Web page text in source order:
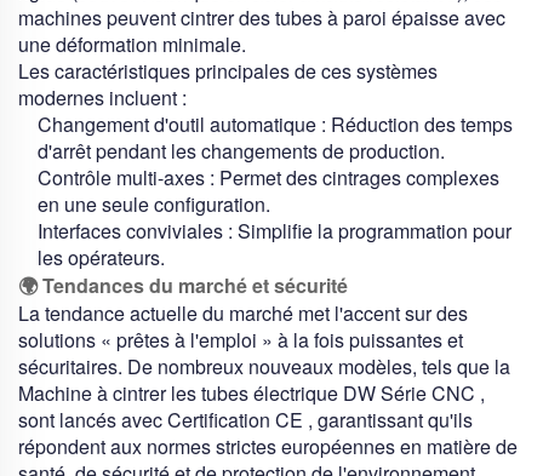
machines peuvent cintrer des tubes à paroi épaisse avec
une déformation minimale.
Les caractéristiques principales de ces systèmes
modernes incluent :
Changement d'outil automatique : Réduction des temps
d'arrêt pendant les changements de production.
Contrôle multi-axes : Permet des cintrages complexes
en une seule configuration.
Interfaces conviviales : Simplifie la programmation pour
les opérateurs.
🌍 Tendances du marché et sécurité
La tendance actuelle du marché met l'accent sur des
solutions « prêtes à l'emploi » à la fois puissantes et
sécuritaires. De nombreux nouveaux modèles, tels que la
Machine à cintrer les tubes électrique DW Série CNC ,
sont lancés avecCertification CE , garantissant qu'ils
répondent aux normes strictes européennes en matière de